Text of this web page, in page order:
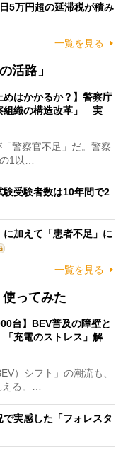
5万円超の延滞税が積み
一覧を見る
活路」
めはかかるか？】警察庁
組織の構造改革」 実
警察官不足」だ。警察
1以…
験受験者数は10年間で2
に加えて「患者不足」に
一覧を見る
ってみた
台】BEV普及の障壁と
充電のストレス」解
）シフト」の潮流も、
る。…
で実感した「フォレスタ